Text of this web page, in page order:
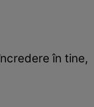
în tine,